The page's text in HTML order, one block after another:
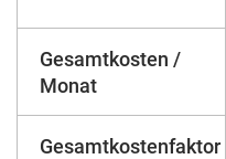
Gesamtkosten /
Monat
Gesamtkostenfaktor